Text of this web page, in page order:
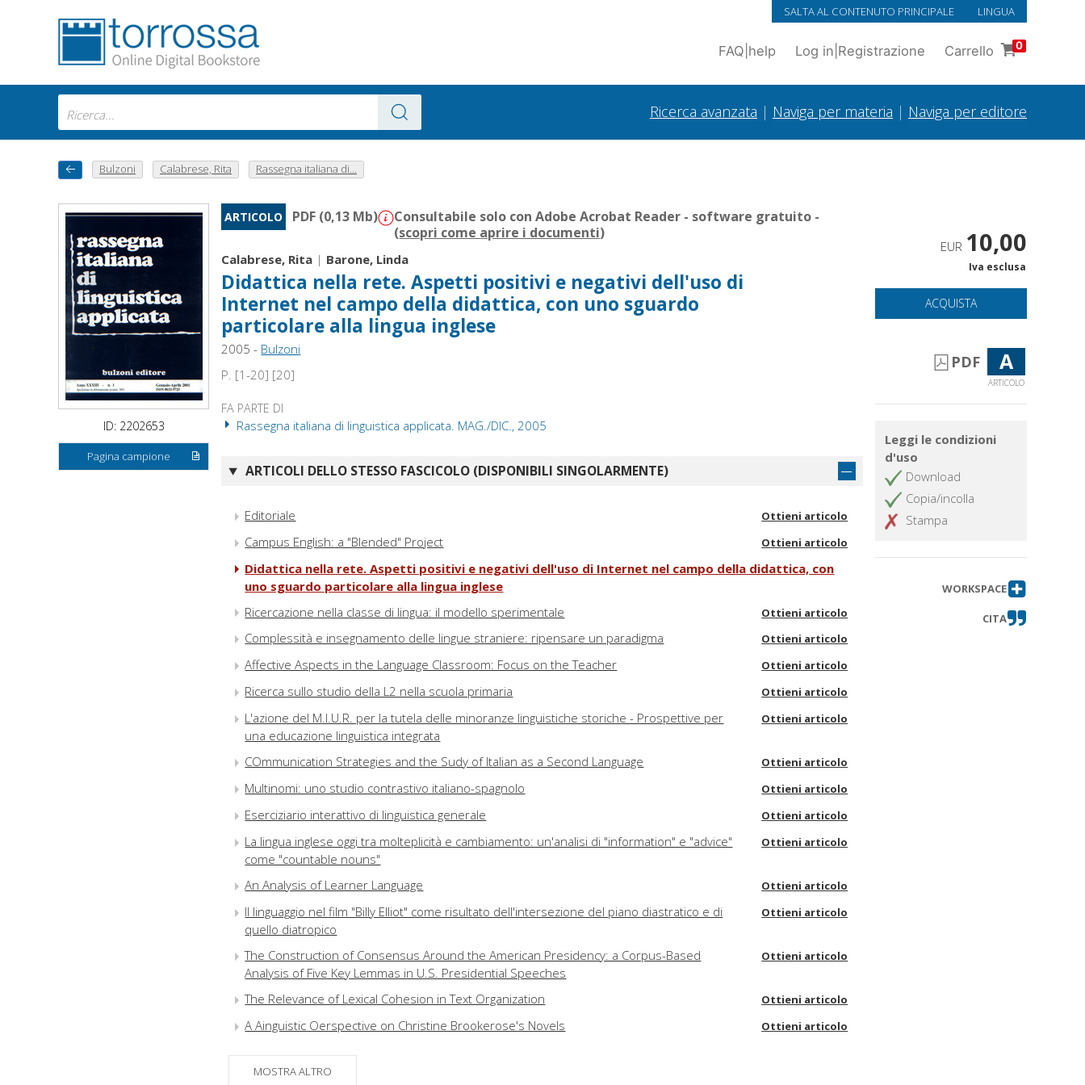
SALTA AL CONTENUTO PRINCIPALE LINGUA
FAQ help Log in Registrazione Carrello 0
Ricerca avanzata | Naviga per materia | Naviga per editore
Bulzoni Calabrese, Rita Rassegna italiana di...
ID: 2202653
Pagina campione
ARTICOLO PDF (0,13 Mb)
Consultabile solo con Adobe Acrobat Reader - software gratuito -
(scopri come aprire i documenti)
Calabrese, Rita | Barone, Linda
Didattica nella rete. Aspetti positivi e negativi dell'uso di
Internet nel campo della didattica, con uno sguardo
particolare alla lingua inglese
2005 - Bulzoni
P. [1-20] [20]
FA PARTE DI
Rassegna italiana di linguistica applicata. MAG./DIC., 2005
ARTICOLI DELLO STESSO FASCICOLO (DISPONIBILI SINGOLARMENTE)
Editoriale Ottieni articolo
Campus English: a "Blended" Project Ottieni articolo
Didattica nella rete. Aspetti positivi e negativi dell'uso di Internet nel campo della didattica, con
uno sguardo particolare alla lingua inglese
Ricercazione nella classe di lingua: il modello sperimentale
Ottieni articolo
Complessità e insegnamento delle lingue straniere: ripensare un paradigma Ottieni articolo
Affective Aspects in the Language Classroom: Focus on the Teacher Ottieni articolo
Ricerca sullo studio della L2 nella scuola primaria Ottieni articolo
L'azione del M.I.U.R. per la tutela delle minoranze linguistiche storiche - Prospettive per
una educazione linguistica integrata
Ottieni articolo
COmmunication Strategies and the Sudy of Italian as a Second Language Ottieni articolo
Multinomi: uno studio contrastivo italiano-spagnolo Ottieni articolo
Eserciziario interattivo di linguistica generale Ottieni articolo
La lingua inglese oggi tra molteplicità e cambiamento: un'analisi di "information" e "advice"
come "countable nouns"
Ottieni articolo
An Analysis of Learner Language Ottieni articolo
Il linguaggio nel film "Billy Elliot" come risultato dell'intersezione del piano diastratico e di
quello diatropico
Ottieni articolo
The Construction of Consensus Around the American Presidency: a Corpus-Based
Analysis of Five Key Lemmas in U.S. Presidential Speeches
Ottieni articolo
The Relevance of Lexical Cohesion in Text Organization Ottieni articolo
A Ainguistic Oerspective on Christine Brookerose's Novels Ottieni articolo
Il libretto traditore: uno sguardo a "The Turn of the Screw" e "Billy Budd" di Benjamin
Britten
MOSTRA ALTRO
EUR 10,00
Iva esclusa
ACQUISTA
PDF A
ARTICOLO
Leggi le condizioni
d'uso
Download
Copia/incolla
Stampa
WORKSPACE
CITA